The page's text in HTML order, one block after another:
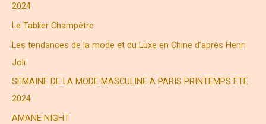
2024
Le Tablier Champêtre
Les tendances de la mode et du Luxe en Chine d’après Henri
Joli
SEMAINE DE LA MODE MASCULINE A PARIS PRINTEMPS ETE
2024
AMANE NIGHT